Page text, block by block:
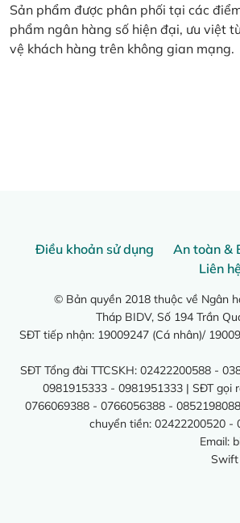
Sản phẩm được phân phối tại các
phẩm ngân hàng số hiện đại, ưu việt
vệ khách hàng trên không gian mạng.
Điều khoản sử dụng An toàn &
Liên
© Bản quyền 2018 thuộc về Ngân
Tháp BIDV, Số 194 Trần
SĐT tiếp nhận: 19009247 (Cá nhân)/
SĐT Tổng đài TTCSKH: 02422200588 -
0981915333 - 0981951333 | SĐT gọi
0766069388 - 0766056388 -
chuyển tiền: 02422200520 -
Email:
Swift